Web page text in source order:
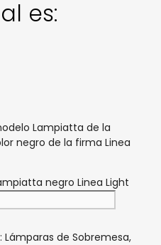
es:
Lampiatta de la
negro de la firma Linea
negro Linea Light
Lámparas de Sobremesa,